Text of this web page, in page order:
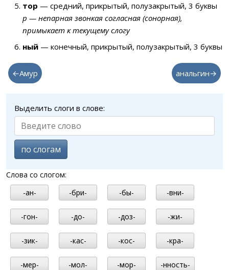
тор — средний, прикрытый, полузакрытый, 3 буквы
р — непарная звонкая согласная (сонорная),
примыкает к текущему слогу
ный — конечный, прикрытый, полузакрытый, 3 буквы
←Амур анальгин→
Выделить слоги в слове:
по слогам
Слова со слогом:
-ан-
-бри- -бы- -вни-
-гон- -до- -доз- -жи-
-зик- -кас- -кос- -кра-
-мер- -мол- -мор- -нность-